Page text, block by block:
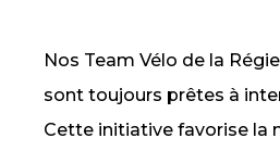
Nos Team Vélo de la
sont toujours prêtes à
Cette initiative favorise la